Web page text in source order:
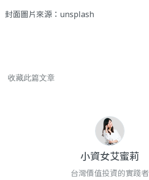
封面圖片來源： unsplash
小資女艾蜜莉
台灣價值投資的實踐者